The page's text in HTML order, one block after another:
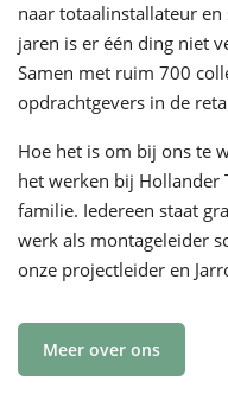
naar totaalinstallateur
jaren is er één ding niet
Samen met ruim 700
opdrachtgevers in de
Hoe het is om bij ons te
het werken bij Hollander
familie. Iedereen staat
werk als montageleider
onze projectleider en
Meer over ons